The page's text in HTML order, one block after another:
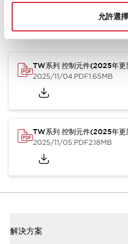
允許選擇
TW系列 控制元件(2025年
2025/11/04.PDF1.65MB
TW系列 控制元件(2025年更
2025/11/05.PDF2.18MB
解決方案